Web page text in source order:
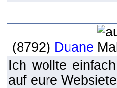
(8792) Duane
Ich wollte
auf eure